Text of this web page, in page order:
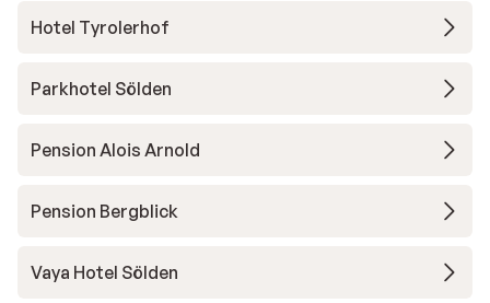
Hotel Tyrolerhof
Parkhotel Sölden
Pension Alois Arnold
Pension Bergblick
Vaya Hotel Sölden